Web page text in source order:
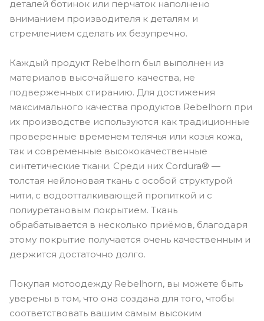
деталей ботинок или перчаток наполнено
вниманием производителя к деталям и
стремлением сделать их безупречно.
Каждый продукт Rebelhorn был выполнен из
материалов высочайшего качества, не
подверженных стиранию. Для достижения
максимального качества продуктов Rebelhorn при
их производстве используются как традиционные
проверенные временем телячья или козья кожа,
так и современные высококачественные
синтетические ткани. Среди них Cordura® —
толстая нейлоновая ткань с особой структурой
нити, с водоотталкивающей пропиткой и с
полиуретановым покрытием. Ткань
обрабатывается в несколько приёмов, благодаря
этому покрытие получается очень качественным и
держится достаточно долго.
Покупая мотоодежду Rebelhorn, вы можете быть
уверены в том, что она создана для того, чтобы
соответствовать вашим самым высоким